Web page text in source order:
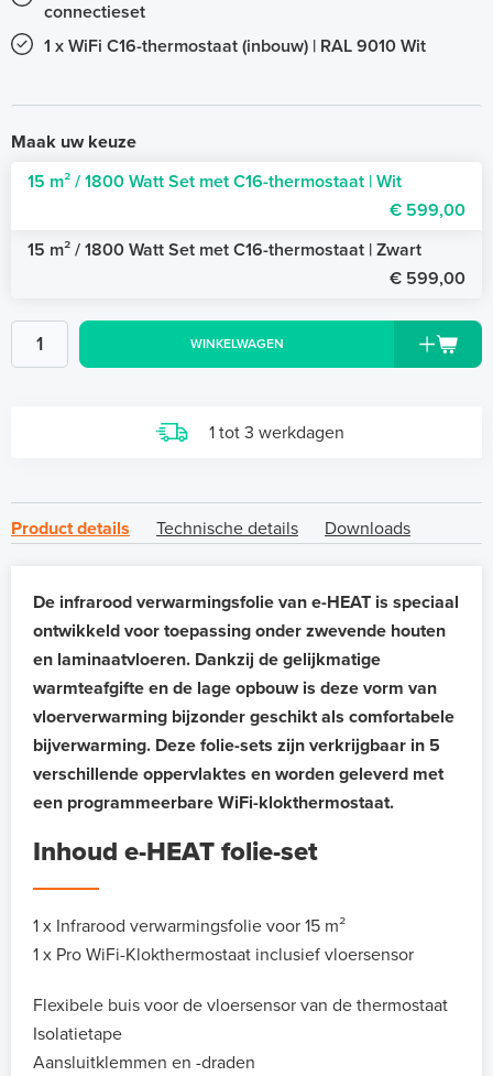
connectieset
1 x WiFi C16-thermostaat (inbouw) | RAL 9010 Wit
Maak uw keuze
15 m² / 1800 Watt Set met C16-thermostaat | Wit
€ 599,00
15 m² / 1800 Watt Set met C16-thermostaat | Zwart
€ 599,00
WINKELWAGEN
1 tot 3 werkdagen
Product details Technische details Downloads
De infrarood verwarmingsfolie van e-HEAT is speciaal
ontwikkeld voor toepassing onder zwevende houten
en laminaatvloeren. Dankzij de gelijkmatige
warmteafgifte en de lage opbouw is deze vorm van
vloerverwarming bijzonder geschikt als comfortabele
bijverwarming. Deze folie-sets zijn verkrijgbaar in 5
verschillende oppervlaktes en worden geleverd met
een programmeerbare WiFi-klokthermostaat.
Inhoud e-HEAT folie-set
1 x Infrarood verwarmingsfolie voor 15 m²
1 x Pro WiFi-Klokthermostaat inclusief vloersensor
Flexibele buis voor de vloersensor van de thermostaat
Isolatietape
Aansluitklemmen en -draden